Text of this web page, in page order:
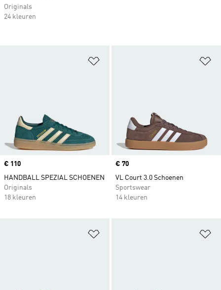
Price
€ 110
HANDBALL SPEZIAL SCHOENEN
Originals
18 kleuren
Price
€ 70
VL Court 3.0 Schoenen
Sportswear
14 kleuren
Originals
24 kleuren